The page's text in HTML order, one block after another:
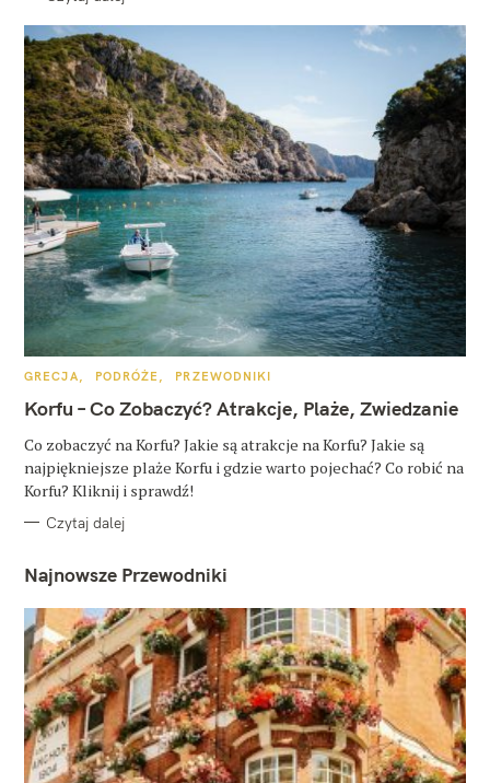
K
T
E
O
R
I
GRECJA PODRÓŻE PRZEWODNIKI
Korfu – Co Zobaczyć? Atrakcje, Plaże, Zwiedzanie
Co zobaczyć na Korfu? Jakie są atrakcje na Korfu? Jakie są
najpiękniejsze plaże Korfu i gdzie warto pojechać? Co robić na
Korfu? Kliknij i sprawdź!
Czytaj dalej
Najnowsze Przewodniki